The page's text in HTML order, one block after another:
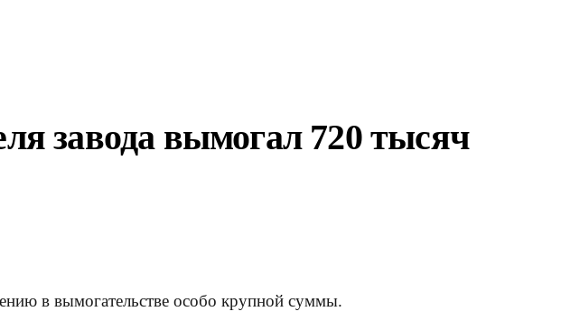
завода вымогал 720 тысяч
в вымогательстве особо крупной суммы.